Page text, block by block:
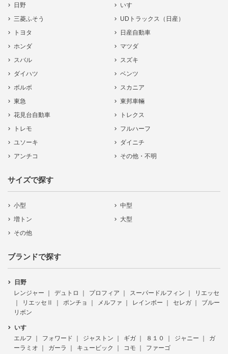
日野
いすゞ
三菱ふそう
UDトラックス（日産）
トヨタ
日産自動車
ホンダ
マツダ
スバル
スズキ
ダイハツ
ベンツ
ボルボ
スカニア
東急
東邦車輛
花見台自動車
トレクス
トレモ
フルハーフ
ユソーキ
ダイニチ
アンチコ
その他・不明
サイズで探す
小型
中型
増トン
大型
その他
ブランドで探す
日野
レンジャー
デュトロ プロフィア スーパードルフィン
リエッセ
リエッセⅡ
ポンチョ メルファ レインボー セレガ
ブルー
リボン
いすゞ
エルフ
フォワード ジャストン ギガ ８１０ ジャニー
ガ
ーラミオ
ガーラ キュービック コモ ファーゴ